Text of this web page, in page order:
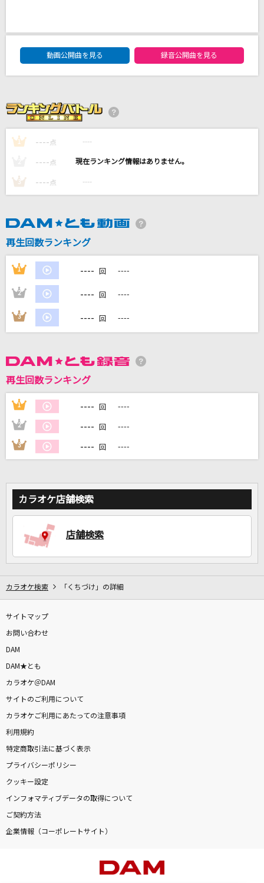
爆裂愛してる
小川知子
自由への招待
[生音]綾
Ado
カラオケ最新情報をチェック！
DAM★ともボーカルエントリーランキング
動画公開曲を見る
録音公開曲を見る
1 ---- 点 ----
---- 点 ----
3 ---- 点 ----
再生回数ランキング
1 ---- 回 ----
2 ---- 回 ----
3 ---- 回 ----
再生回数ランキング
1 ---- 回 ----
2 ---- 回 ----
3 ---- 回 ----
カラオケ店舗検索
店舗検索
カラオケ検索 「くちづけ」の詳細
サイトマップ
お問い合わせ
DAM
DAM★とも
カラオケ＠DAM
サイトのご利用について
カラオケご利用にあたっての注意事項
利用規約
特定商取引法に基づく表示
プライバシーポリシー
クッキー設定
インフォマティブデータの取得について
ご契約方法
企業情報（コーポレートサイト）